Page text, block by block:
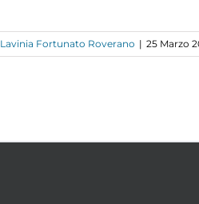
Lavinia Fortunato Roverano | 25 Marzo